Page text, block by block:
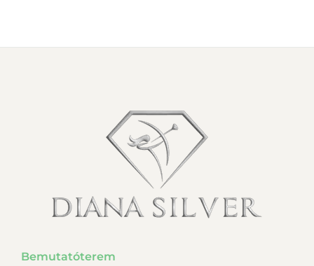
Bemutatóterem